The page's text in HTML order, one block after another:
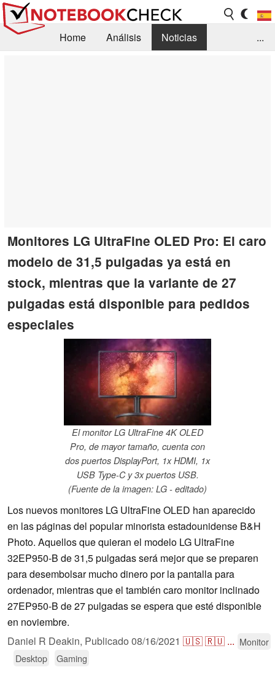
Home Análisis
Noticias
...
Monitores LG UltraFine OLED Pro: El caro
modelo de 31,5 pulgadas ya está en
stock, mientras que la variante de 27
pulgadas está disponible para pedidos
especiales
El monitor LG UltraFine 4K OLED
Pro, de mayor tamaño, cuenta con
dos puertos DisplayPort, 1x HDMI, 1x
USB Type-C y 3x puertos USB.
(Fuente de la imagen: LG - editado)
Los nuevos monitores LG UltraFine OLED han aparecido
en las páginas del popular minorista estadounidense B&H
Photo. Aquellos que quieran el modelo LG UltraFine
32EP950-B de 31,5 pulgadas será mejor que se preparen
para desembolsar mucho dinero por la pantalla para
ordenador, mientras que el también caro monitor inclinado
27EP950-B de 27 pulgadas se espera que esté disponible
en noviembre.
Daniel R Deakin, Publicado 08/16/2021 🇺🇸🇷🇺 ... Monitor
Desktop
Gaming